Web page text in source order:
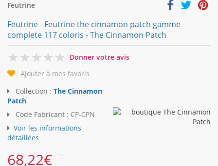
Feutrine
Feutrine - Feutrine the cinnamon patch gamme
complete 117 coloris - The Cinnamon Patch
0
Donner votre avis
Ajouter à mes favoris
Collection : The Cinnamon
Patch
Code Fabricant : CP-CPN
Voir les informations
détaillées
68,22€